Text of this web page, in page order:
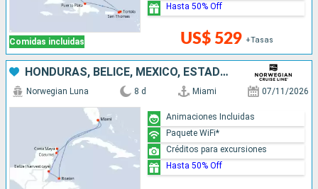
Comidas incluidas US$ 529 +Tasas
Hasta 50% Off
HONDURAS, BELICE, MÉXICO, ESTADOS UNIDOS
Norwegian Luna 8 d Miami 07/11/2026
Animaciones Incluidas
Paquete WiFi*
Créditos para excursiones
Hasta 50% Off